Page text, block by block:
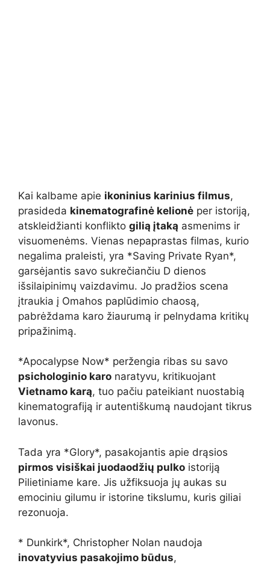
Kai kalbame apie ikoninius karinius filmus,
prasideda kinematografinė kelionė per istoriją,
atskleidžianti konflikto gilią įtaką asmenims ir
visuomenėms. Vienas nepaprastas filmas, kurio
negalima praleisti, yra *Saving Private Ryan*,
garsėjantis savo sukrečiančiu D dienos
išsilaipinimų vaizdavimu. Jo pradžios scena
įtraukia į Omahos paplūdimio chaosą,
pabrėždama karo žiaurumą ir pelnydama kritikų
pripažinimą.
*Apocalypse Now* peržengia ribas su savo
psichologinio karo naratyvu, kritikuojant
Vietnamo karą, tuo pačiu pateikiant nuostabią
kinematografiją ir autentiškumą naudojant tikrus
lavonus.
Tada yra *Glory*, pasakojantis apie drąsios
pirmos visiškai juodaodžių pulko istoriją
Pilietiniame kare. Jis užfiksuoja jų aukas su
emociniu gilumu ir istorine tikslumu, kuris giliai
rezonuoja.
* Dunkirk*, Christopher Nolan naudoja
inovatyvius pasakojimo būdus,